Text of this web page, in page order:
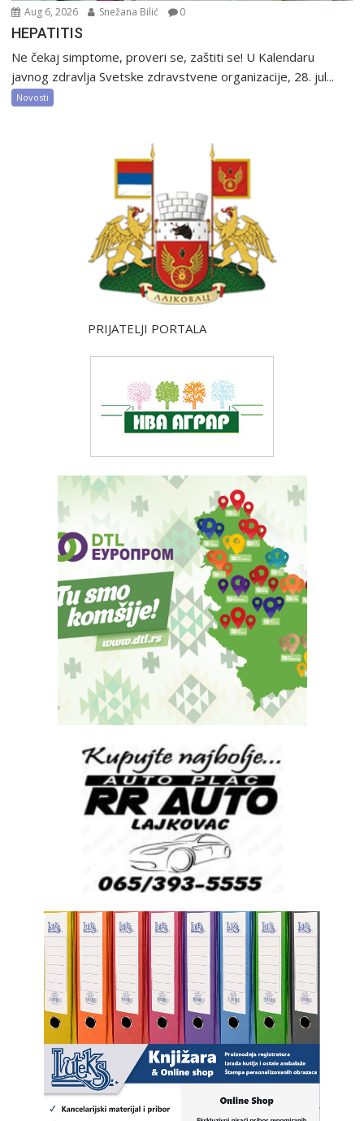
Aug 6, 2026 Snežana Bilić 0
HEPATITIS
Ne čekaj simptome, proveri se, zaštiti se! U Kalendaru
javnog zdravlja Svetske zdravstvene organizacije, 28. jul...
Novosti
PRIJATELJI PORTALA